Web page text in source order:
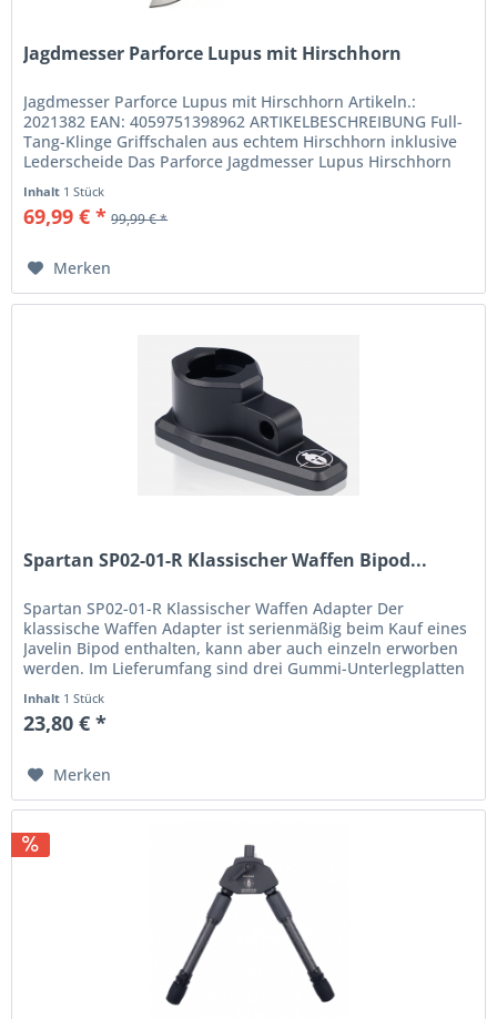
Jagdmesser Parforce Lupus mit Hirschhorn
Jagdmesser Parforce Lupus mit Hirschhorn Artikeln.:
2021382 EAN: 4059751398962 ARTIKELBESCHREIBUNG Full-
Tang-Klinge Griffschalen aus echtem Hirschhorn inklusive
Lederscheide Das Parforce Jagdmesser Lupus Hirschhorn
Inhalt 1 Stück
69,99 € * 99,99 € *
Merken
Spartan SP02-01-R Klassischer Waffen Bipod...
Spartan SP02-01-R Klassischer Waffen Adapter Der
klassische Waffen Adapter ist serienmäßig beim Kauf eines
Javelin Bipod enthalten, kann aber auch einzeln erworben
werden. Im Lieferumfang sind drei Gummi-Unterlegplatten
Inhalt 1 Stück
23,80 € *
Merken